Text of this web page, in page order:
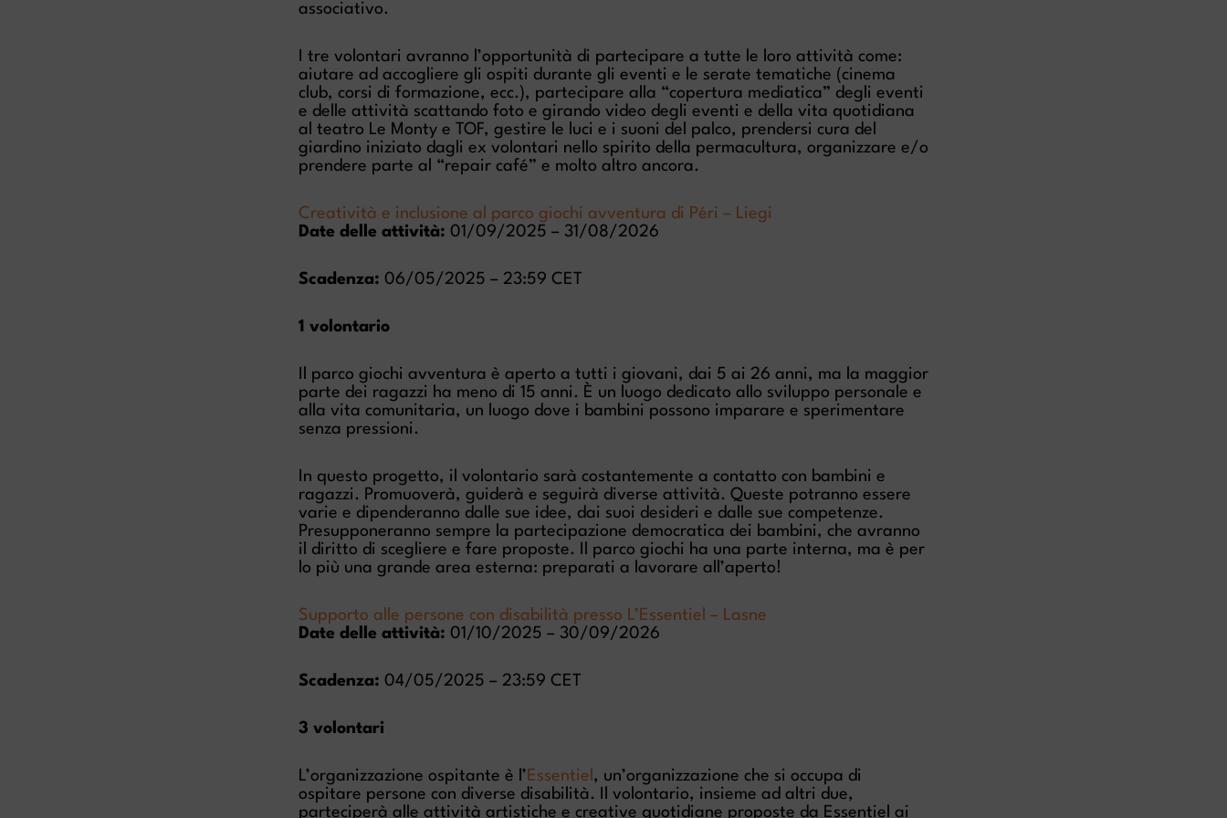
associativo.
I tre volontari avranno l’opportunità di partecipare a tutte le loro attività come:
aiutare ad accogliere gli ospiti durante gli eventi e le serate tematiche (cinema
club, corsi di formazione, ecc.), partecipare alla “copertura mediatica” degli eventi
e delle attività scattando foto e girando video degli eventi e della vita quotidiana
al teatro Le Monty e TOF, gestire le luci e i suoni del palco, prendersi cura del
giardino iniziato dagli ex volontari nello spirito della permacultura, organizzare e/o
prendere parte al “repair café” e molto altro ancora.
Creatività e inclusione al parco giochi avventura di Péri – Liegi
Date delle attività: 01/09/2025 – 31/08/2026
Scadenza: 06/05/2025 – 23:59 CET
1 volontario
Il parco giochi avventura è aperto a tutti i giovani, dai 5 ai 26 anni, ma la maggior
parte dei ragazzi ha meno di 15 anni. È un luogo dedicato allo sviluppo personale e
alla vita comunitaria, un luogo dove i bambini possono imparare e sperimentare
senza pressioni.
In questo progetto, il volontario sarà costantemente a contatto con bambini e
ragazzi. Promuoverà, guiderà e seguirà diverse attività. Queste potranno essere
varie e dipenderanno dalle sue idee, dai suoi desideri e dalle sue competenze.
Presupponeranno sempre la partecipazione democratica dei bambini, che avranno
il diritto di scegliere e fare proposte. Il parco giochi ha una parte interna, ma è per
lo più una grande area esterna: preparati a lavorare all’aperto!
Supporto alle persone con disabilità presso L’Essentiel – Lasne
Date delle attività: 01/10/2025 – 30/09/2026
Scadenza: 04/05/2025 – 23:59 CET
3 volontari
L’organizzazione ospitante è l’ Essentiel , un’organizzazione che si occupa di
ospitare persone con diverse disabilità. Il volontario, insieme ad altri due,
parteciperà alle attività artistiche e creative quotidiane proposte da Essentiel ai